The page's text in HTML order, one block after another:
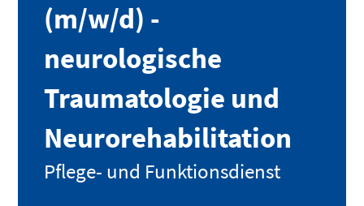
(m/w/d) -
neurologische
Traumatologie und
Neurorehabilitation
Pflege- und Funktionsdienst